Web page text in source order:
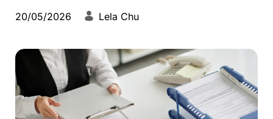
20/05/2026 Lela Chu